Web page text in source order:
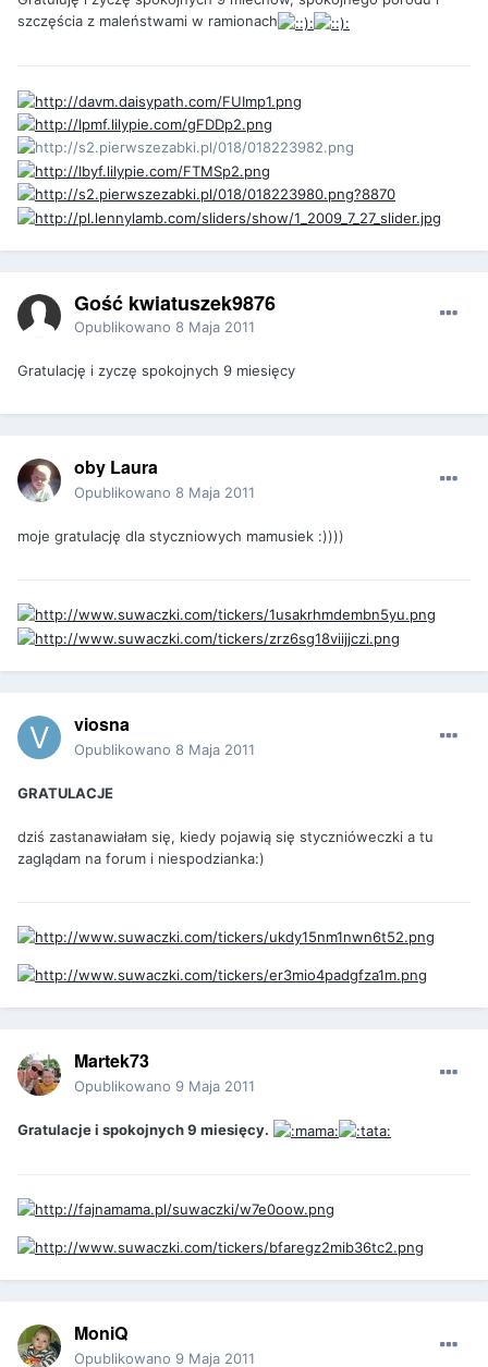
szczęścia z maleństwami w ramionach
Gość kwiatuszek9876
Opublikowano 8 Maja 2011
Gratulację i zyczę spokojnych 9 miesięcy
oby Laura
Opublikowano 8 Maja 2011
moje gratulację dla styczniowych mamusiek :))))
viosna
Opublikowano 8 Maja 2011
GRATULACJE
dziś zastanawiałam się, kiedy pojawią się stycznióweczki a tu
zaglądam na forum i niespodzianka:)
Martek73
Opublikowano 9 Maja 2011
Gratulacje i spokojnych 9 miesięcy.
MoniQ
Opublikowano 9 Maja 2011